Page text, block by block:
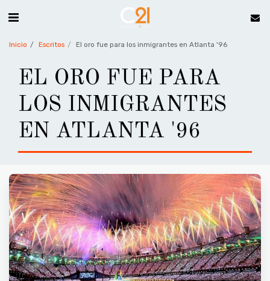
Inicio Escritos El oro fue para los inmigrantes en Atlanta '96
EL ORO FUE PARA
LOS INMIGRANTES
EN ATLANTA '96